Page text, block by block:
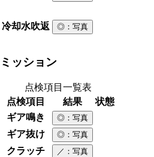
冷却水吹返 ◎ ：写真
ミッション
点検項目一覧表
点検項目
結果
状態
ギア鳴き
◎ ：写真
ギア抜け ◎ ：写真
クラッチ ／ ：写真